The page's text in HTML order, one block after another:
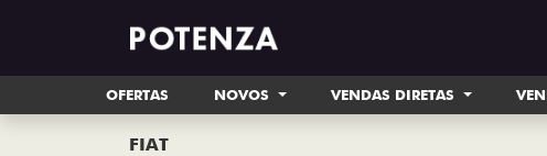
OFERTAS NOVOS VENDAS DIRETAS
FIAT